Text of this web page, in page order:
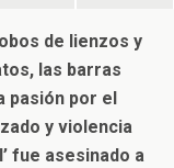
de lienzos y
las barras
pasión por el
y violencia
fue asesinado a